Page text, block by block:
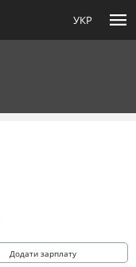
УКР menu
Додати зарплату